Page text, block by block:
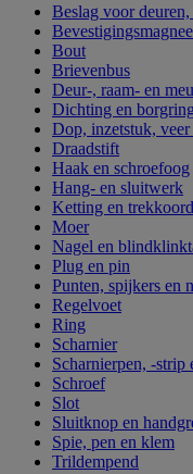
Beslag voor
Bout
Brievenbus
Deur-, raam- en
Dichting en
Dop, inzetstuk,
Draadstift
Haak en schroefoog
Hang- en sluitwerk
Ketting en trekkoord
Moer
Nagel en
Plug en pin
Punten, spijkers en
Regelvoet
Ring
Scharnier
Scharnierpen, -strip
Schroef
Slot
Sluitknop en
Spie, pen en klem
Trildempend